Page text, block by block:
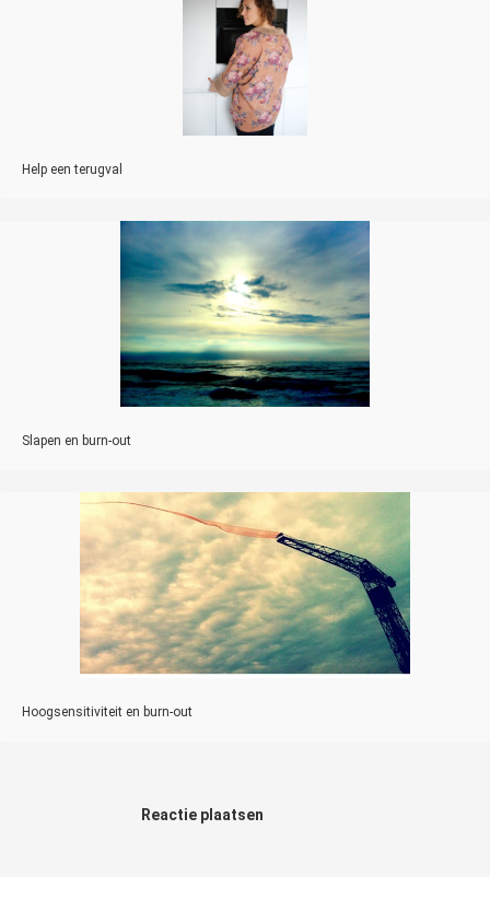
Help een terugval
Slapen en burn-out
Hoogsensitiviteit en burn-out
Reactie plaatsen